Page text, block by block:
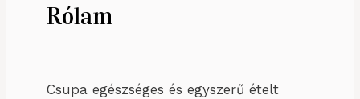
Rólam
Csupa egészséges és egyszerű ételt